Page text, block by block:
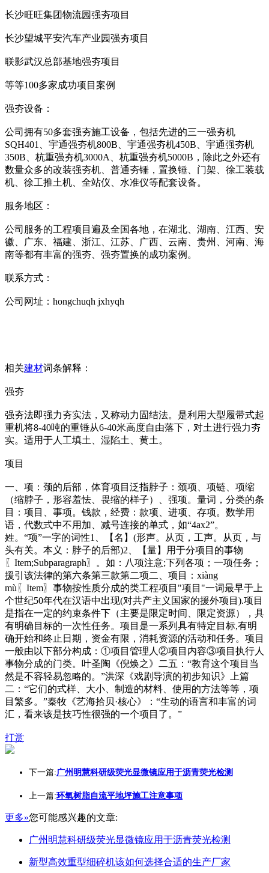
长沙旺旺集团物流园强夯项目
长沙望城平安汽车产业园强夯项目
联影武汉总部基地强夯项目
等等100多家成功项目案例
强夯设备：
公司拥有50多套强夯施工设备，包括先进的三一强夯机
SQH401、宇通强夯机800B、宇通强夯机450B、宇通强夯机
350B、杭重强夯机3000A、杭重强夯机5000B，除此之外还有
数量众多的改装强夯机、普通夯锤，置换锤、门架、徐工装载
机、徐工推土机、全站仪、水准仪等配套设备。
服务地区：
公司服务的工程项目遍及全国各地，在湖北、湖南、江西、安
徽、广东、福建、浙江、江苏、广西、云南、贵州、河南、海
南等都有丰富的强夯、强夯置换的成功案例。
联系方式：
公司网址：hongchuqh jxhyqh
相关建材词条解释：
强夯
强夯法即强力夯实法，又称动力固结法。是利用大型履带式起
重机将8-40吨的重锤从6-40米高度自由落下，对土进行强力夯
实。适用于人工填土、湿陷土、黄土。
项目
一、项：颈的后部，体育项目泛指脖子：颈项、项链、项缩
（缩脖子，形容羞怯、畏缩的样子）、强项。量词，分类的条
目：项目、事项。钱款，经费：款项、进项、存项。数学用
语，代数式中不用加、减号连接的单式，如“4ax2”。
姓。“项”一字的词性1、【名】(形声。从页，工声。从页，与
头有关。本义：脖子的后部)2、【量】用于分项目的事物
〖Item;Subparagraph〗。如：八项注意;下列各项；一项任务；
援引该法律的第六条第三款第二项二、项目：xiàng
mù〖Item〗事物按性质分成的类工程项目"项目"一词最早于上
个世纪50年代在汉语中出现(对共产主义国家的援外项目).项目
是指在一定的约束条件下（主要是限定时间、限定资源），具
有明确目标的一次性任务。项目是一系列具有特定目标,有明
确开始和终止日期，资金有限，消耗资源的活动和任务。项目
一般由以下部分构成：①项目管理人②项目内容③项目执行人
事物分成的门类。叶圣陶《倪焕之》二五：“教育这个项目当
然是不容轻易忽略的。”洪深《戏剧导演的初步知识》上篇
二：“它们的式样、大小、制造的材料、使用的方法等等，项
目繁多。”秦牧《艺海拾贝·核心》：“生动的语言和丰富的词
汇，看来该是技巧性很强的一个项目了。”
打赏
下一篇:广州明慧科研级荧光显微镜应用于沥青荧光检测
上一篇:环氧树脂自流平地坪施工注意事项
更多»您可能感兴趣的文章:
广州明慧科研级荧光显微镜应用于沥青荧光检测
新型高效重型细碎机该如何选择合适的生产厂家